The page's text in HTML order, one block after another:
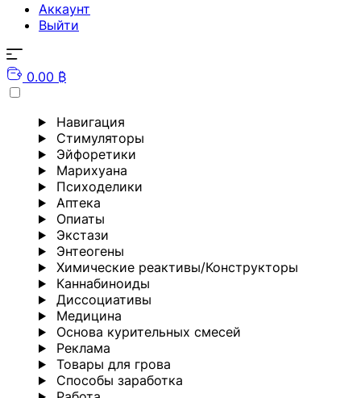
Аккаунт
Выйти
0.00 ₿
Навигация
Стимуляторы
Эйфоретики
Марихуана
Психоделики
Аптека
Опиаты
Экстази
Энтеогены
Химические реактивы/Конструкторы
Каннабиноиды
Диссоциативы
Медицина
Основа курительных смесей
Реклама
Товары для грова
Способы заработка